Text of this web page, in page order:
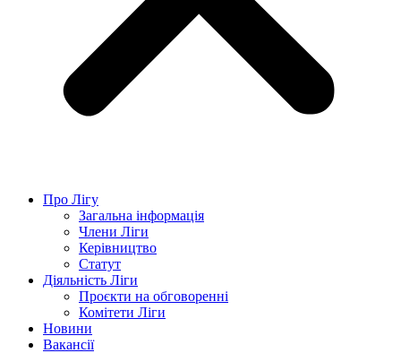
Про Лігу
Загальна інформація
Члени Ліги
Керівництво
Статут
Діяльність Ліги
Проєкти на обговоренні
Комітети Ліги
Новини
Вакансії